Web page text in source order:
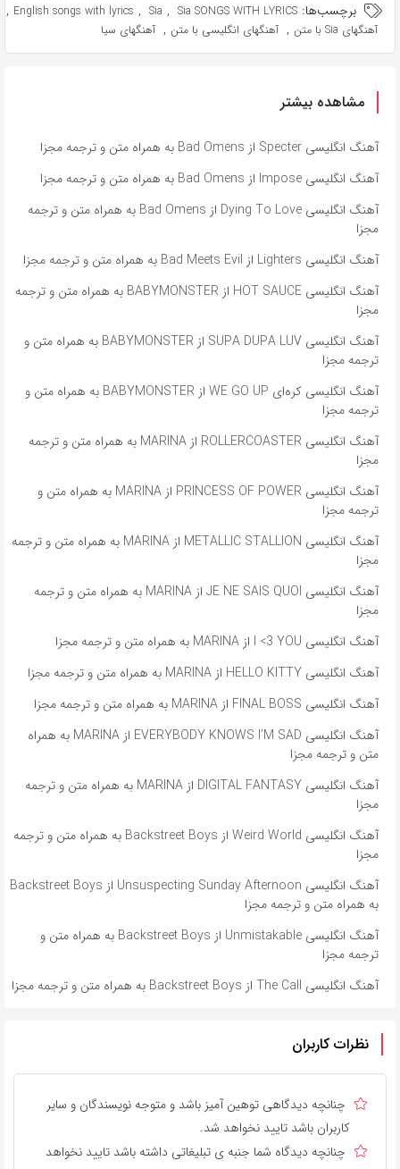
برچسب‌ها: English songs with lyrics , Sia , Sia SONGS WITH LYRICS
,
آهنگهای Sia با متن , آهنگهای انگلیسی با متن , آهنگهای سیا
مشاهده بیشتر
آهنگ انگلیسی Specter از Bad Omens به همراه متن و ترجمه مجزا
آهنگ انگلیسی Impose از Bad Omens به همراه متن و ترجمه مجزا
آهنگ انگلیسی Dying To Love از Bad Omens به همراه متن و ترجمه
مجزا
آهنگ انگلیسی Lighters از Bad Meets Evil به همراه متن و ترجمه مجزا
آهنگ انگلیسی HOT SAUCE از BABYMONSTER به همراه متن و ترجمه
مجزا
آهنگ انگلیسی SUPA DUPA LUV از BABYMONSTER به همراه متن و
ترجمه مجزا
آهنگ انگلیسی کره‌ای WE GO UP از BABYMONSTER به همراه متن و
ترجمه مجزا
آهنگ انگلیسی ROLLERCOASTER از MARINA به همراه متن و ترجمه
مجزا
آهنگ انگلیسی PRINCESS OF POWER از MARINA به همراه متن و
ترجمه مجزا
آهنگ انگلیسی METALLIC STALLION از MARINA به همراه متن و ترجمه
مجزا
آهنگ انگلیسی JE NE SAIS QUOI از MARINA به همراه متن و ترجمه
مجزا
آهنگ انگلیسی I <3 YOU از MARINA به همراه متن و ترجمه مجزا
آهنگ انگلیسی HELLO KITTY از MARINA به همراه متن و ترجمه مجزا
آهنگ انگلیسی FINAL BOSS از MARINA به همراه متن و ترجمه مجزا
آهنگ انگلیسی EVERYBODY KNOWS I’M SAD از MARINA به همراه
متن و ترجمه مجزا
آهنگ انگلیسی DIGITAL FANTASY از MARINA به همراه متن و ترجمه
مجزا
آهنگ انگلیسی Weird World از Backstreet Boys به همراه متن و ترجمه
مجزا
آهنگ انگلیسی Unsuspecting Sunday Afternoon از Backstreet Boys
به همراه متن و ترجمه مجزا
آهنگ انگلیسی Unmistakable از Backstreet Boys به همراه متن و
ترجمه مجزا
آهنگ انگلیسی The Call از Backstreet Boys به همراه متن و ترجمه مجزا
نظرات کاربران
چنانچه دیدگاهی توهین آمیز باشد و متوجه نویسندگان و سایر
کاربران باشد تایید نخواهد شد.
چنانچه دیدگاه شما جنبه ی تبلیغاتی داشته باشد تایید نخواهد